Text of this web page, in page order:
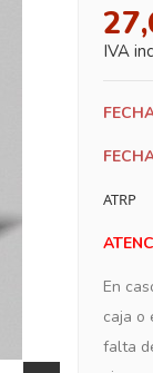
IVA
ATRP
En
caja o
falta